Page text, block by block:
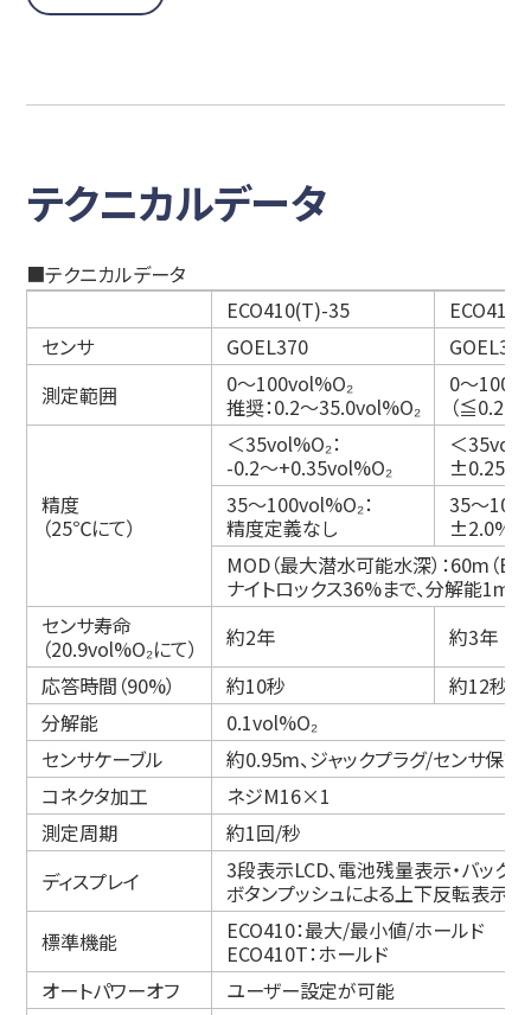
テクニカルデータ
■テクニカルデータ
ECO410(T)-35
センサ
GOEL370
GOEL381
測定範囲
0～100vol%O₂
推奨：0.2～35.0vol%O₂
0～
（≦0.2、
精度
（25℃にて）
＜35vol%O₂：
-0.2～+0.35vol%O₂
＜
35～100vol%O₂：
精度定義なし
35～
MOD（最大潜水可能水深）：60m（
ナイトロックス36%まで、分解能1m
センサ寿命
（20.9vol%O₂にて）
約2年
約3年
応答時間（90%）
約10秒
約12秒
分解能
0.1vol%O₂
センサケーブル
約0.95m、ジャックプラグ/センサ保護
コネクタ加工
ネジM16×1
測定周期
約1回/秒
ディスプレイ
3段表示LCD、電池残量表示・バックラ
ボタンプッシュによる上下反転表示
標準機能
ECO410：最大/最小値/ホールド
ECO410T：ホールド
オートパワーオフ
ユーザー設定が可能